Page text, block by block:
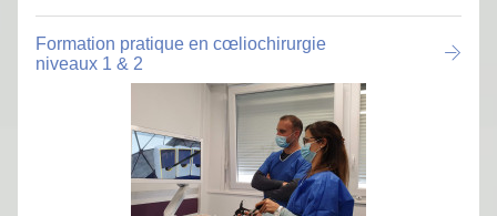
Formation pratique en cœliochirurgie
niveaux 1 & 2